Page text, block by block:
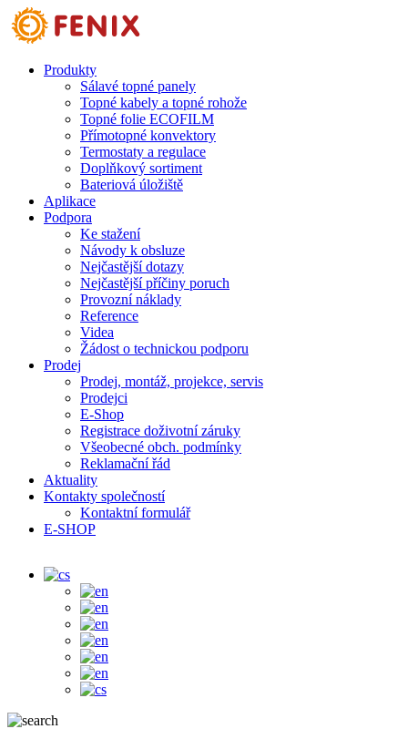
Přejít k hlavnímu obsahu
Produkty
Sálavé topné panely
Topné kabely a topné rohože
Topné folie ECOFILM
Přímotopné konvektory
Termostaty a regulace
Doplňkový sortiment
Bateriová úložiště
Aplikace
Podpora
Ke stažení
Návody k obsluze
Nejčastější dotazy
Nejčastější příčiny poruch
Provozní náklady
Reference
Videa
Žádost o technickou podporu
Prodej
Prodej, montáž, projekce, servis
Prodejci
E-Shop
Registrace doživotní záruky
Všeobecné obch. podmínky
Reklamační řád
Aktuality
Kontakty společností
Kontaktní formulář
E-SHOP